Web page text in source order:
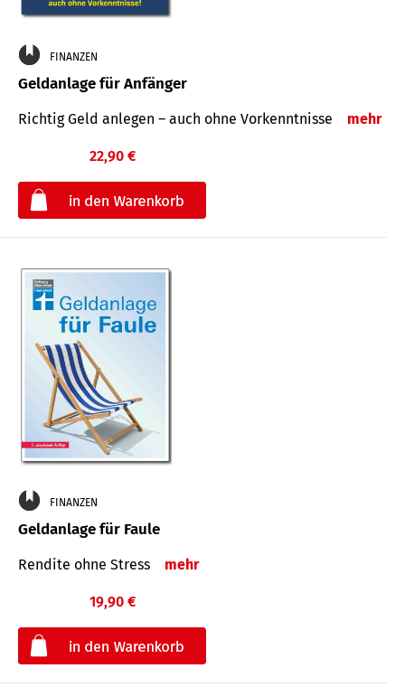
FINANZEN
Geldanlage für Anfänger
Richtig Geld anlegen – auch ohne Vorkenntnisse mehr
22,90 €
FINANZEN
Geldanlage für Faule
Rendite ohne Stress mehr
19,90 €